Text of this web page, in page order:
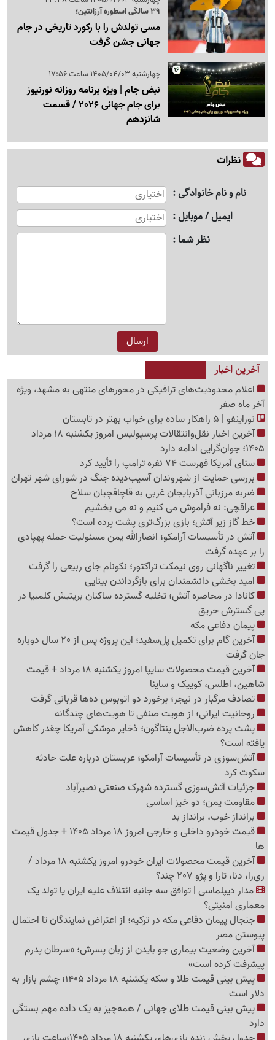
39 سالگی اسطوره آرژانتین؛
مسی تولدش را با رکورد تاریخی در جام
جهانی جشن گرفت
چهارشنبه 1405/04/03 ساعت 17:56
نبض جام | ویژه برنامه روزانه نورنیوز
برای جام جهانی 2026 / قسمت
شانزدهم
نظرات
نام و نام خانوادگی
ایمیل / موبایل
نظر شما
آخرین اخبار
اعلام محدودیت‌های ترافیکی در محورهای منتهی به مشهد، ویژه
آخر ماه صفر
نوراینفو | 5 راهکار ساده برای خواب بهتر در تابستان
آخرین اخبار نقل‌وانتقالات پرسپولیس امروز یکشنبه 18 مرداد
1405؛ جوان‌گرایی ادامه دارد
سنای آمریکا فهرست 74 نفره ترامپ را تأیید کرد
بررسی حمایت از شهروندان آسیب‌دیده جنگ در شورای شهر تهران
ضربه مرزبانی آذربایجان غربی به قاچاقچیان سلاح
عراقچی: نه فراموش می کنیم و نه می بخشیم
خط گاز زیر آتش؛ بازی بزرگ‌تری پشت پرده است؟
آتش در تأسیسات آرامکو؛ انصارالله یمن مسئولیت حمله پهپادی
را بر عهده گرفت
تغییر ناگهانی روی نیمکت تراکتور؛ نکونام جای ربیعی را گرفت
امید بخشی دانشمندان برای بازگرداندن بینایی
کانادا در محاصره آتش؛ تخلیه گسترده ساکنان بریتیش کلمبیا در
پی گسترش حریق
پیمان دفاعی مکه
آخرین گام برای تکمیل پل‌سفید؛ این پروژه پس از 20 سال دوباره
جان گرفت
آخرین قیمت محصولات سایپا امروز یکشنبه 18 مرداد + قیمت
شاهین، اطلس، کوییک و ساینا
تصادف مرگبار در نیجر؛ برخورد دو اتوبوس ده‌ها قربانی گرفت
روحانیت ایرانی؛ از هویت صنفی تا هویت‌های چندگانه
پشت پرده ضرب‌الاجل پنتاگون؛ ذخایر موشکی آمریکا چقدر کاهش
یافته است؟
آتش‌سوزی در تأسیسات آرامکو؛ عربستان درباره علت حادثه
سکوت کرد
جزئیات آتش‌سوزی گسترده شهرک صنعتی نصیرآباد
مقاومت یمن؛ دو خیز اساسی
برانداز خوب، برانداز بد
قیمت خودرو داخلی و خارجی امروز 18 مرداد 1405 + جدول قیمت
ها
آخرین قیمت محصولات ایران خودرو امروز یکشنبه 18 مرداد /
ری‌را، دنا، تارا و پژو 207 چند؟
مدار دیپلماسی | توافق سه جانبه ائتلاف علیه ایران یا تولد یک
معماری امنیتی؟
جنجال پیمان دفاعی مکه در ترکیه؛ از اعتراض نمایندگان تا احتمال
پیوستن مصر
آخرین وضعیت بیماری جو بایدن از زبان پسرش؛ «سرطان پدرم
پیشرفت کرده است»
پیش بینی قیمت طلا و سکه یکشنبه 18 مرداد 1405؛ چشم بازار به
دلار است
پیش بینی قیمت طلای جهانی / همه‌چیز به یک داده مهم بستگی
دارد